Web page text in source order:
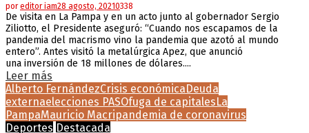
poreditor iam28 agosto, 20210338
De visita en La Pampa y en un acto junto al gobernador Sergio
Ziliotto, el Presidente aseguró: “Cuando nos escapamos de la
pandemia del macrismo vino la pandemia que azotó al mundo
entero”. Antes visitó la metalúrgica Apez, que anunció
una inversión de 18 millones de dólares....
Leer más
Alberto FernándezCrisis económicaDeuda
externaelecciones PASOfuga de capitalesLa
PampaMauricio Macripandemia de coronavirus
Deportes Destacada